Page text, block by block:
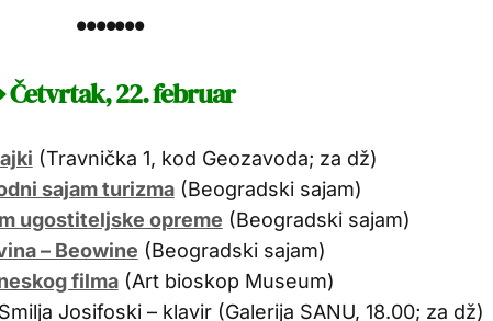
•••••••
Četvrtak, 22. februar
(Travnička 1, kod Geozavoda; za dž)
sajam turizma(Beogradski sajam)
ugostiteljske opreme (Beogradski sajam)
– Beowine (Beogradski sajam)
filma(Art bioskop Museum)
Josifoski – klavir (Galerija SANU, 18.00; za dž)